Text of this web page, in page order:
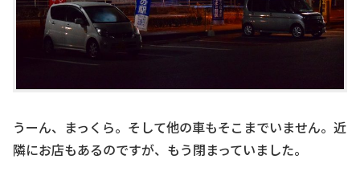
うーん、まっくら。そして他の車もそこまでいません。近
隣にお店もあるのですが、もう閉まっていました。